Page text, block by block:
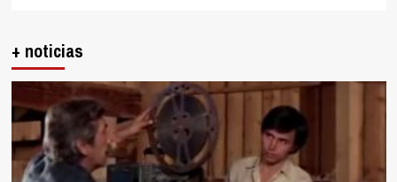
+ noticias